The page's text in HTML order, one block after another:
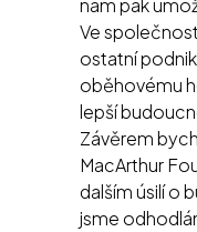
nám pak
Ve
ostatní
oběhovému
lepší
Závěrem
MacArthur
dalším úsilí o
jsme